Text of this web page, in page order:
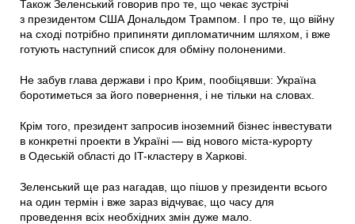
Також Зеленський говорив про те, що чекає зустрічі
з президентом США Дональдом Трампом. І про те, що війну
на сході потрібно припиняти дипломатичним шляхом, і вже
готують наступний список для обміну полоненими.
Не забув глава держави і про Крим, пообіцявши: Україна
боротиметься за його повернення, і не тільки на словах.
Крім того, президент запросив іноземний бізнес інвестувати
в конкретні проекти в Україні — від нового міста-курорту
в Одеській області до IT-кластеру в Харкові.
Зеленський ще раз нагадав, що пішов у президенти всього
на один термін і вже зараз відчуває, що часу для
проведення всіх необхідних змін дуже мало.